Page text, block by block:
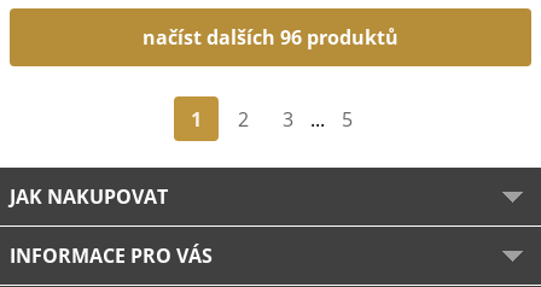
načíst dalších 96 produktů
1 2 3 ... 5
JAK NAKUPOVAT
INFORMACE PRO VÁS